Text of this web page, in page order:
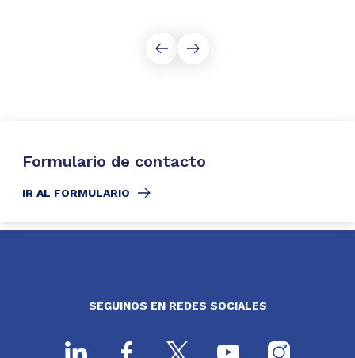
Formulario de contacto
IR AL FORMULARIO
SEGUINOS EN REDES SOCIALES